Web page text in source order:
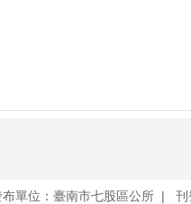
布單位：臺南市七股區公所 刊